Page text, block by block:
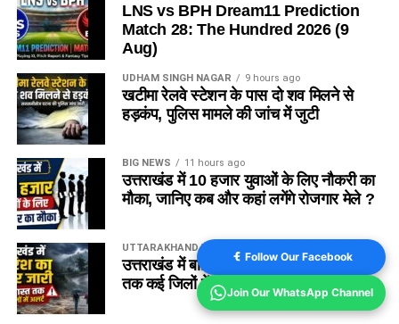
LNS vs BPH Dream11 Prediction
Match 28: The Hundred 2026 (9
Aug)
UDHAM SINGH NAGAR 9 hours ago
खटीमा रेलवे स्टेशन के पास दो शव मिलने से
हड़कंप, पुलिस मामले की जांच में जुटी
BIG NEWS 11 hours ago
उत्तराखंड में 10 हजार युवाओं के लिए नौकरी का
मौका, जानिए कब और कहां लगेंगे रोजगार मेले ?
UTTARAKHAND WEATHER
उत्तराखंड में बारिश का कहर जारी, 11 अगस्त
तक कई जिलों में अलर्ट, देखें पूरी रिपोर्ट
Follow Our Facebook
Join Our WhatsApp Channel